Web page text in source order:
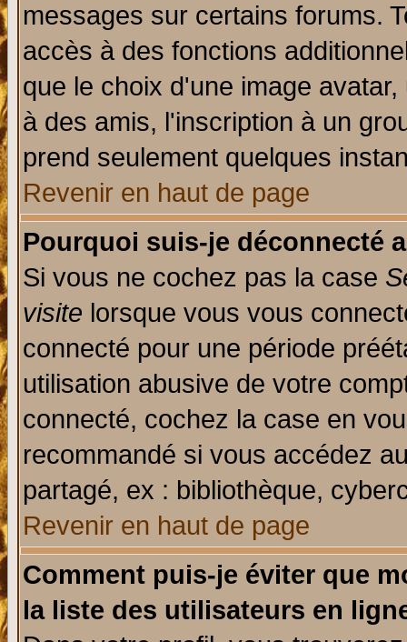
messages sur certains forums.
accès à des fonctions
que le choix d'une image
à des amis, l'inscription à un
prend seulement quelques
Revenir en haut de page
Pourquoi suis-je déconnecté
Si vous ne cochez pas la case
visite lorsque vous vous
connecté pour une période
utilisation abusive de votre
connecté, cochez la case en
recommandé si vous accédez
partagé, ex : bibliothèque,
Revenir en haut de page
Comment puis-je éviter que
la liste des utilisateurs en